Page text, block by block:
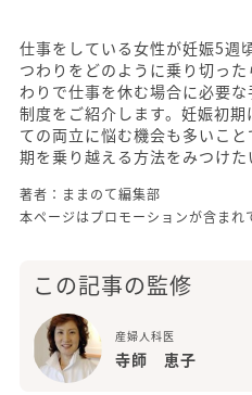
仕事をしている女性が妊娠5週
つわりをどのように乗り切っ
わりで仕事を休む場合に必要
制度をご紹介します。妊娠初
ての両立に悩む機会も多いこ
期を乗り越える方法をみつけた
著者：ままのて編集部
本ページはプロモーションが含まれ
この記事の監修
産婦人科医
寺師 恵子